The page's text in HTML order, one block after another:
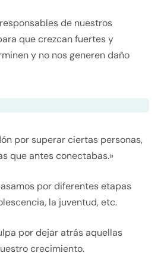
de nuestros
que crezcan fuertes y
y no nos generen daño
por superar ciertas personas,
que antes conectabas.»
por diferentes etapas
la juventud, etc.
por dejar atrás aquellas
crecimiento.